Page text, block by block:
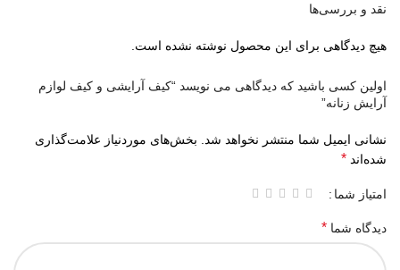
نقد و بررسی‌ها
هیچ دیدگاهی برای این محصول نوشته نشده است.
اولین کسی باشید که دیدگاهی می نویسد “کیف آرایشی و کیف لوازم
آرایش زنانه”
نشانی ایمیل شما منتشر نخواهد شد.
بخش‌های موردنیاز علامت‌گذاری
شده‌اند *
امتیاز شما
دیدگاه شما *